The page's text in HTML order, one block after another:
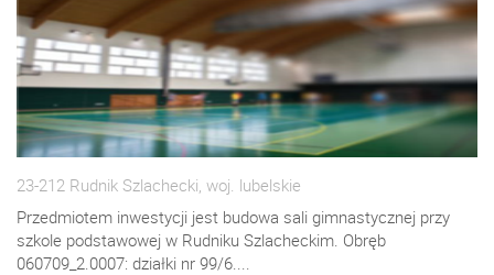
23-212 Rudnik Szlachecki, woj. lubelskie
Przedmiotem inwestycji jest budowa sali gimnastycznej przy
szkole podstawowej w Rudniku Szlacheckim. Obręb
060709_2.0007: działki nr 99/6....